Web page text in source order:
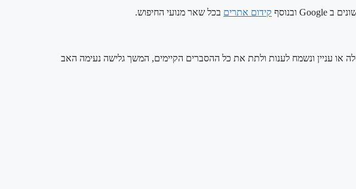
קידום אתרים בכל שאר מנועי החיפוש.
או עניין ונשמח לענות ולתת את כל ההסברים הקיימים, המשך גלישה נעימה האב